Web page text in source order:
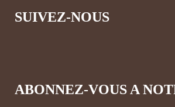
SUIVEZ-NOUS
ABONNEZ-VOUS A